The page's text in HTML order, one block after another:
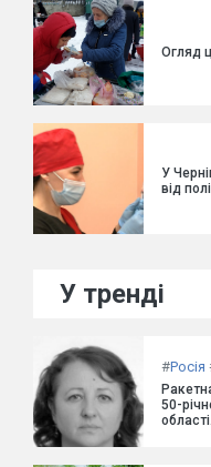
Огляд
У
від
У тренді
#Росія
50-
області.